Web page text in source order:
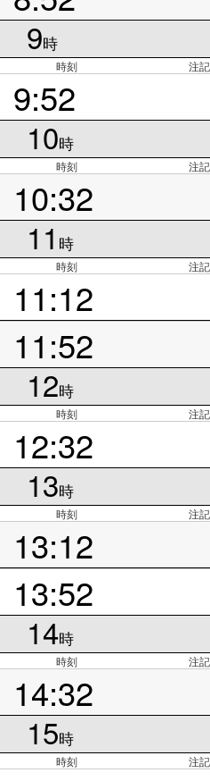
9時
時刻 注記
9:52
10時
時刻 注記
10:32
11 時
時刻 注記
11:12
11:52
12時
時刻 注記
12:32
13時
時刻 注記
13:12
13:52
14時
時刻 注記
14:32
15時
時刻 注記